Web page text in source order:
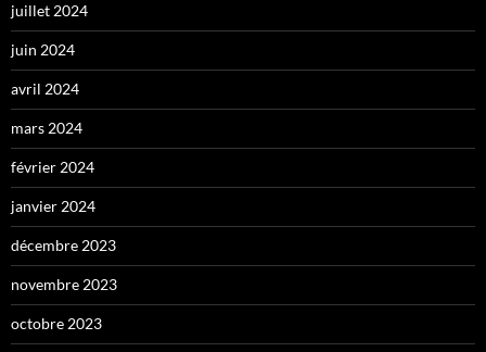
juillet 2024
juin 2024
avril 2024
mars 2024
février 2024
janvier 2024
décembre 2023
novembre 2023
octobre 2023